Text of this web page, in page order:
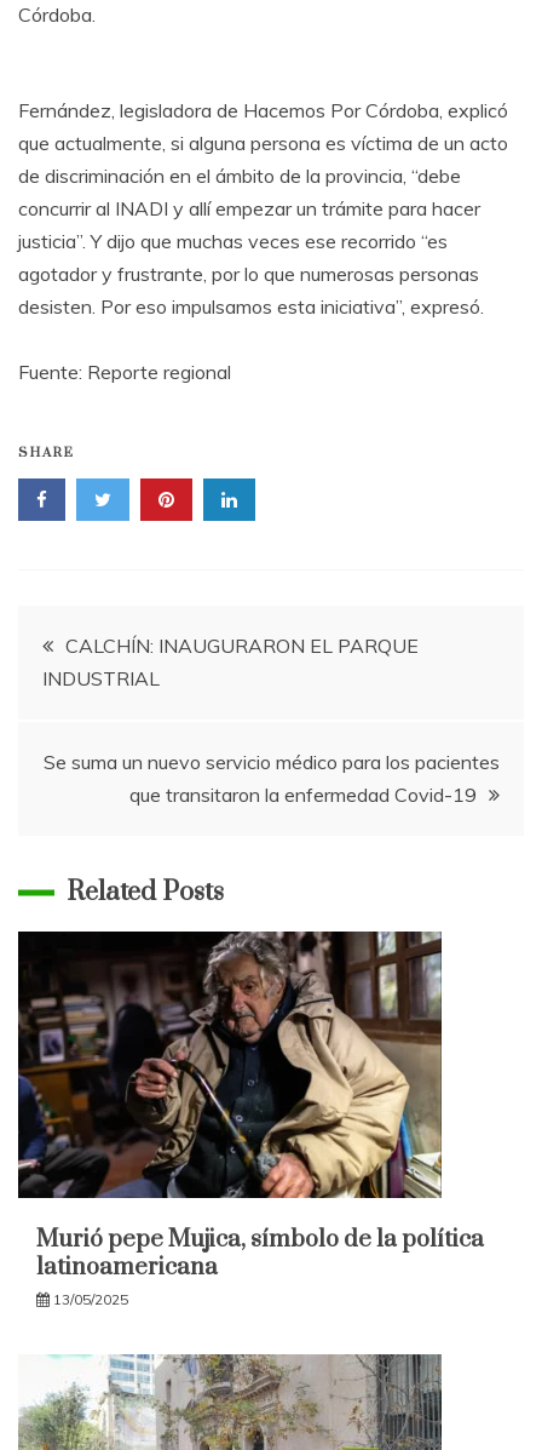
Córdoba.
Fernández, legisladora de Hacemos Por Córdoba, explicó
que actualmente, si alguna persona es víctima de un acto
de discriminación en el ámbito de la provincia, “debe
concurrir al INADI y allí empezar un trámite para hacer
justicia”. Y dijo que muchas veces ese recorrido “es
agotador y frustrante, por lo que numerosas personas
desisten. Por eso impulsamos esta iniciativa”, expresó.
Fuente: Reporte regional
SHARE
Navegación
de
entradas
CALCHÍN: INAUGURARON EL PARQUE
INDUSTRIAL
Se suma un nuevo servicio médico para los pacientes
que transitaron la enfermedad Covid-19
Related Posts
Murió pepe Mujica, símbolo de la política
latinoamericana
13/05/2025